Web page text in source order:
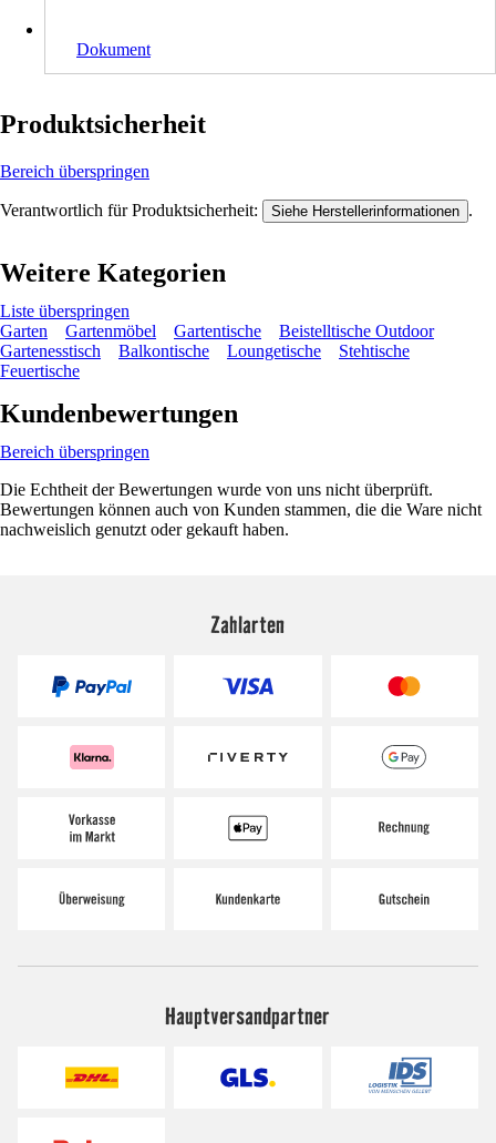
Dokument
Produktsicherheit
Bereich überspringen
Verantwortlich für Produktsicherheit: Siehe Herstellerinformationen .
Weitere Kategorien
Liste überspringen
Garten
Gartenmöbel Gartentische
Beistelltische Outdoor
Gartenesstisch
Balkontische Loungetische
Stehtische
Feuertische
Kundenbewertungen
Bereich überspringen
Die Echtheit der Bewertungen wurde von uns nicht überprüft.
Bewertungen können auch von Kunden stammen, die die Ware nicht
nachweislich genutzt oder gekauft haben.
Zahlarten
Hauptversandpartner